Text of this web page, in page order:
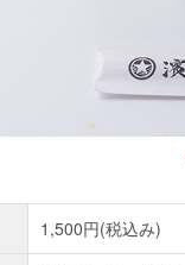
1,500円(税込み)